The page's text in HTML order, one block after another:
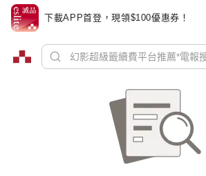
下載APP首登，現領$100優惠券！